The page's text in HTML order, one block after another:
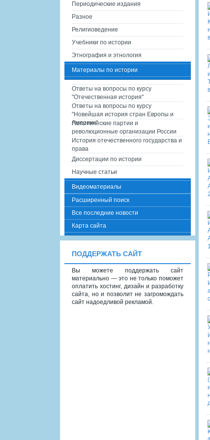
Периодические издания
Разное
Религиоведение
Учебники по истории
Этнография и этнология
Материалы по истории
Ответы на вопросы по курсу
"Отечественная история"
Ответы на вопросы по курсу
"Новейшая история стран Европы и
Америки"
Политические партии и
революционные организации России
История отечественного государства и
права
Диссертации по истории
Научные статьи
Видеоматериалы
Расширенный поиск
Все последние новости
Карта сайта
ПОДДЕРЖАТЬ САЙТ
Вы можете поддержать сайт
материально — это не только поможет
оплатить хостинг, дизайн и разработку
сайта, но и позволит не загромождать
сайт надоедливой рекламой.